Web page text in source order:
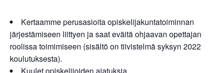
Kertaamme perusasioita opiskelijakuntatoiminnan
järjestämiseen liittyen ja saat eväitä ohjaavan opettajan
roolissa toimimiseen (sisältö on tiivistelmä syksyn 2022
koulutuksesta).